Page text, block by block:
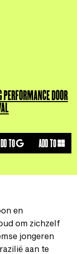
PERFORMANCE DOOR
TO ADD TO
en
om zichzelf
jongeren
aan te